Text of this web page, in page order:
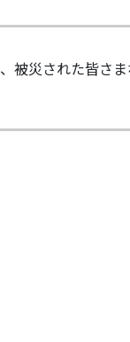
災された皆さ